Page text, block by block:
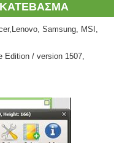
ΚΑΤΕΒΑΣΜΑ
Samsung, MSI,
Edition / version 1507,